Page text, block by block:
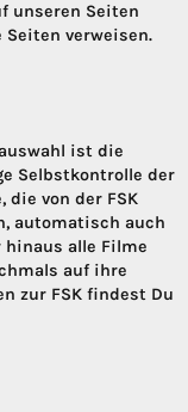
unseren Seiten
verweisen.
ist die
Selbstkontrolle der
von der FSK
automatisch auch
alle Filme
auf ihre
zur FSK findest Du